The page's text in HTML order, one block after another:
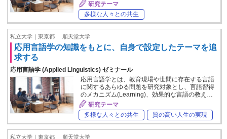
研究テーマ
多様な人々との共生
私立大学｜東京都 順天堂大学
応用言語学の知識をもとに、自身で設定したテーマを追
求する
応用言語学 (Applied Linguistics) ゼミナール
応用言語学とは、教育現場や世間に存在する言語
に関するあらゆる問題を研究対象とし、言語習得
のメカニズム(Learning)、効果的な言語の教え…
研究テーマ
多様な人々との共生
質の高い人生の実現
私立大学｜東京都 順天堂大学